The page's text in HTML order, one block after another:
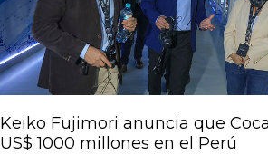
Keiko Fujimori anuncia que
US$ 1000 millones en el Perú